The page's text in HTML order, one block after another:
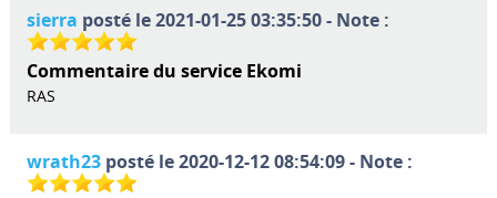
sierra posté le 2021-01-25 03:35:50 - Note :
Commentaire du service Ekomi
RAS
wrath23posté le 2020-12-12 08:54:09 - Note :